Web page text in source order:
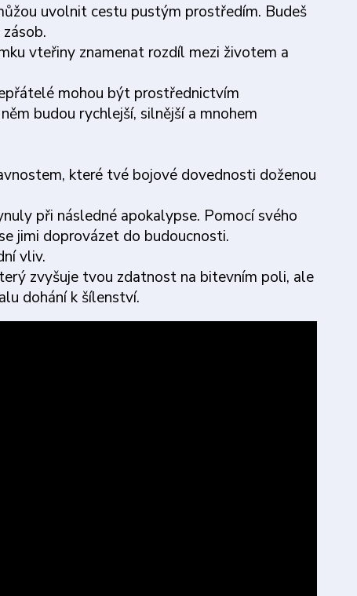
uvolnit cestu pustým prostředím. Budeš
vteřiny znamenat rozdíl mezi životem a
mohou být prostřednictvím
budou rychlejší, silnější a mnohem
které tvé bojové dovednosti doženou
při následné apokalypse. Pomocí svého
jimi doprovázet do budoucnosti.
vliv.
zvyšuje tvou zdatnost na bitevním poli, ale
dohání k šílenství.